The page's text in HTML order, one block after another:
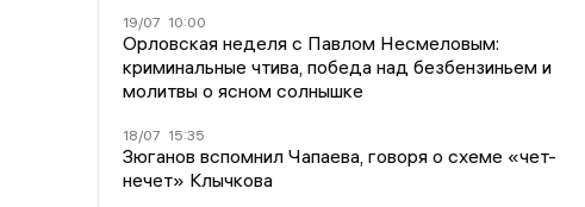
19/07 10:00
Орловская неделя с Павлом Несмеловым:
криминальные чтива, победа над безбензиньем и
молитвы о ясном солнышке
18/07 15:35
Зюганов вспомнил Чапаева, говоря о схеме «чет-
нечет» Клычкова